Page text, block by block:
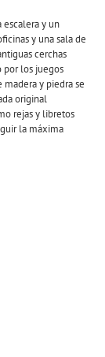
y un
y una sala de
cerchas
por los juegos
y piedra se
original
rejas y libretos
la máxima